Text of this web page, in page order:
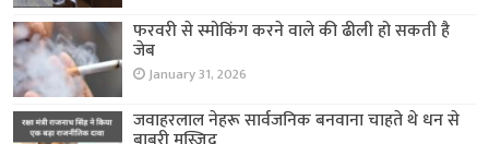
फरवरी से स्मोकिंग करने वाले की ढीली हो सकती है
जेब
January 31, 2026
जवाहरलाल नेहरू सार्वजनिक बनवाना चाहते थे धन से